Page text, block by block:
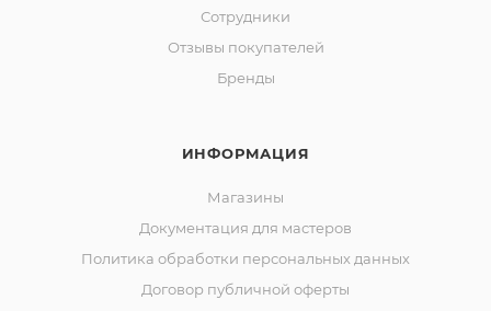
Сотрудники
Отзывы покупателей
Бренды
ИНФОРМАЦИЯ
Магазины
Документация для мастеров
Политика обработки персональных данных
Договор публичной оферты